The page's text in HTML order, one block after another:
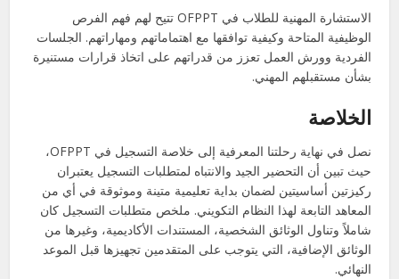
الاستشارة المهنية للطلاب في OFPPT تتيح لهم فهم الفرص
الوظيفية المتاحة وكيفية توافقها مع اهتماماتهم ومهاراتهم. الجلسات
الفردية وورش العمل تعزز من قدراتهم على اتخاذ قرارات مستنيرة
بشأن مستقبلهم المهني.
الخلاصة
نصل في نهاية رحلتنا المعرفية إلى خلاصة التسجيل في OFPPT،
حيث تبين أن التحضير الجيد والانتباه لمتطلبات التسجيل يعتبران
ركيزتين أساسيتين لضمان بداية تعليمية متينة وموثوقة في أي من
المعاهد التابعة لهذا النظام التكويني. ملخص متطلبات التسجيل كان
شاملاً وتناول الوثائق الشخصية، المستندات الأكاديمية، وغيرها من
الوثائق الإضافية، التي يتوجب على المتقدمين تجهيزها قبل الموعد
النهائي.